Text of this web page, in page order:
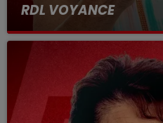
RDL VOYANCE
15 MARS 2024